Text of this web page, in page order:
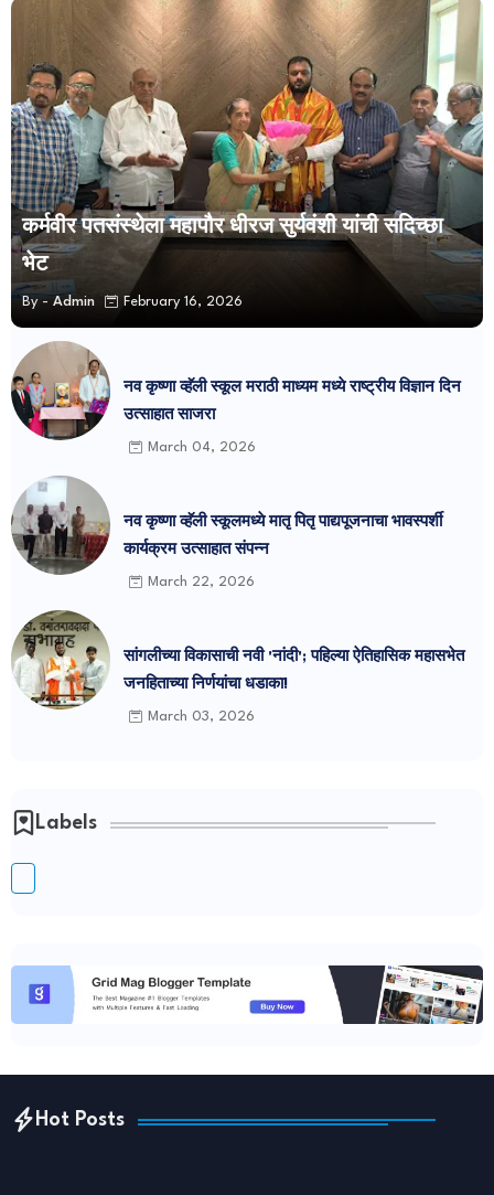
कर्मवीर पतसंस्थेला महापौर धीरज सुर्यवंशी यांची सदिच्छा
भेट
By - Admin February 16, 2026
नव कृष्णा व्हॅली स्कूल मराठी माध्यम मध्ये राष्ट्रीय विज्ञान दिन
उत्साहात साजरा
March 04, 2026
नव कृष्णा व्हॅली स्कूलमध्ये मातृ पितृ पाद्यपूजनाचा भावस्पर्शी
कार्यक्रम उत्साहात संपन्न
March 22, 2026
सांगलीच्या विकासाची नवी 'नांदी'; पहिल्या ऐतिहासिक महासभेत
जनहिताच्या निर्णयांचा धडाका!
March 03, 2026
Labels
Hot Posts